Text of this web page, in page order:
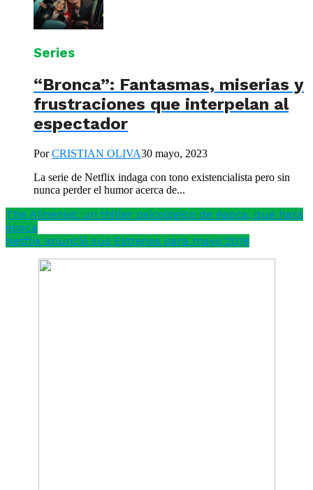
Series
“Bronca”: Fantasmas, miserias y
frustraciones que interpelan al
espectador
PorCRISTIAN OLIVA30 mayo, 2023
La serie de Netflix indaga con tono existencialista pero sin
nunca perder el humor acerca de...
The Alinenist: un thiller psicológico de época, que hará
época
Netflix anunció sus Estrenos para mayo 2018